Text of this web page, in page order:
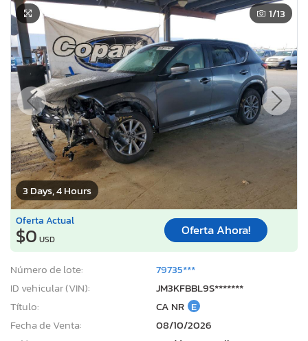
3 Days, 4 Hours
1/13
Oferta Actual
$0 USD
Oferta Ahora!
Número de lote:
79735***
ID vehicular (VIN):
JM3KFBBL9S*******
Título:
CA NR E
Fecha de Venta:
08/10/2026